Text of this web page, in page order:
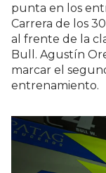
punta en los
Carrera de los
al frente de la
Bull. Agustín
marcar el
entrenamiento.